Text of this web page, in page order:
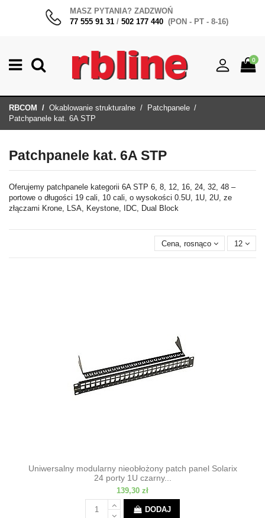
MASZ PYTANIA? ZADZWOŃ
77 555 91 31 / 502 177 440 (PON - PT - 8-16)
0
RBCOM Okablowanie strukturalne
Patchpanele
Patchpanele kat. 6A STP
Patchpanele kat. 6A STP
Oferujemy patchpanele kategorii 6A STP 6, 8, 12, 16, 24, 32, 48 –
portowe o długości 19 cali, 10 cali, o wysokości 0.5U, 1U, 2U, ze
złączami Krone, LSA, Keystone, IDC, Dual Block
Cena, rosnąco 12
Uniwersalny modularny nieobłożony patch panel Solarix
24 porty 1U czarny...
139,30 zł
DODAJ